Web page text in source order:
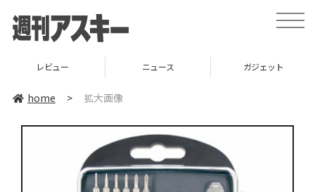
toggle
レビュー ニュース ガジェット
home > 拡大画像